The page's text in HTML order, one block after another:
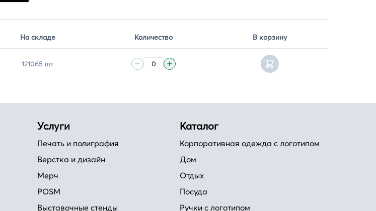
На складе Количество В корзину
121065 шт
Услуги
Печать и полиграфия
Верстка и дизайн
Мерч
POSM
Выставочные стенды
Каталог
Корпоративная одежда с логотипом
Дом
Отдых
Посуда
Ручки с логотипом